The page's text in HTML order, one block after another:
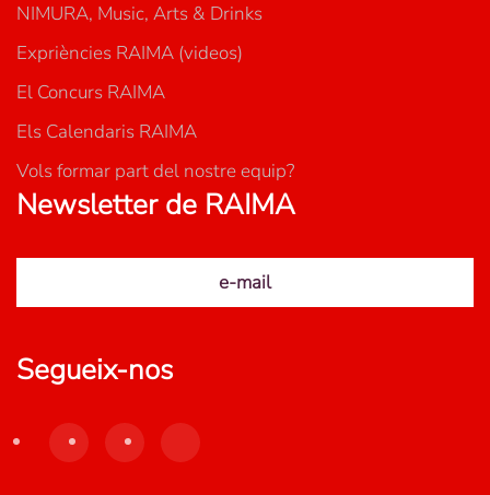
NIMURA, Music, Arts & Drinks
Expriències RAIMA (videos)
El Concurs RAIMA
Els Calendaris RAIMA
Vols formar part del nostre equip?
Newsletter de RAIMA
e-mail
Segueix-nos